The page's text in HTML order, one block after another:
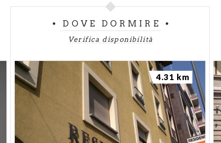
DOVE DORMIRE
Verifica disponibilità
4.31 km